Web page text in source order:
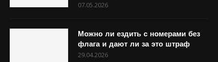
07.05.2026
Можно ли ездить с номерами без
флага и дают ли за это штраф
29.04.2026